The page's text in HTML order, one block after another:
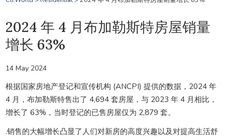
2024 年 4 月布加勒斯特房屋销量
增长 63%
14 May 2024
根据国家房地产登记和宣传机构 (ANCPI) 提供的数据，2024 年
4 月，布加勒斯特售出了 4,694 套房屋，与 2023 年 4 月相比，
增长了 63%，当时登记的已售房屋仅为 2,879 套。
.销售的大幅增长凸显了人们对新房的高度兴趣以及对提高生活舒